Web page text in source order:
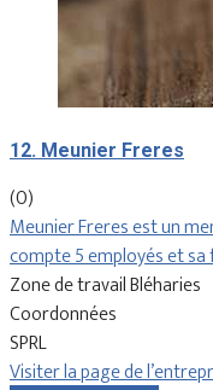
12. Meunier Freres
(0)
Meunier Freres est un
compte 5 employés et sa
Zone de travail Bléharies
Coordonnées
SPRL
Visiter la page de